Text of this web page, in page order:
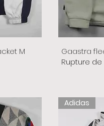
M
Gaastra
Rupture
Adidas